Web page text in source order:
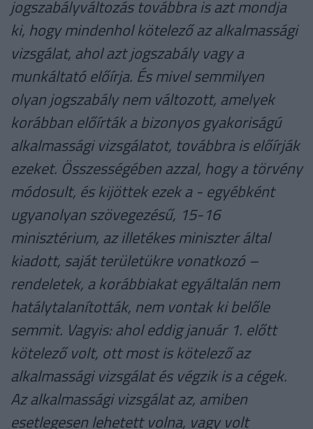
jogszabályváltozás továbbra is azt mondja
ki, hogy mindenhol kötelező az alkalmassági
vizsgálat, ahol azt jogszabály vagy a
munkáltató előírja. És mivel semmilyen
olyan jogszabály nem változott, amelyek
korábban előírták a bizonyos gyakoriságú
alkalmassági vizsgálatot, továbbra is előírják
ezeket. Összességében azzal, hogy a törvény
módosult, és kijöttek ezek a - egyébként
ugyanolyan szövegezésű, 15-16
minisztérium, az illetékes miniszter által
kiadott, saját területükre vonatkozó –
rendeletek, a korábbiakat egyáltalán nem
hatálytalanították, nem vontak ki belőle
semmit. Vagyis: ahol eddig január 1. előtt
kötelező volt, ott most is kötelező az
alkalmassági vizsgálat és végzik is a cégek.
Az alkalmassági vizsgálat az, amiben
esetlegesen lehetett volna, vagy volt